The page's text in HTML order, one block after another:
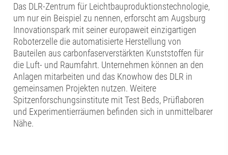
Das DLR-Zentrum für Leichtbauproduktionstechnologie,
um nur ein Beispiel zu nennen, erforscht am Augsburg
Innovationspark mit seiner europaweit einzigartigen
Roboterzelle die automatisierte Herstellung von
Bauteilen aus carbonfaserverstärkten Kunststoffen für
die Luft- und Raumfahrt. Unternehmen können an den
Anlagen mitarbeiten und das Knowhow des DLR in
gemeinsamen Projekten nutzen. Weitere
Spitzenforschungsinstitute mit Test Beds, Prüflaboren
und Experimentierräumen befinden sich in unmittelbarer
Nähe.